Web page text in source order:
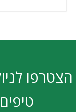
הצטרפו